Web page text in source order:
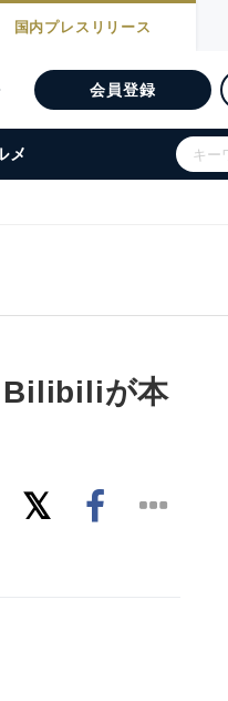
国内プレスリリース
会員登録
メ
Bilibiliが本